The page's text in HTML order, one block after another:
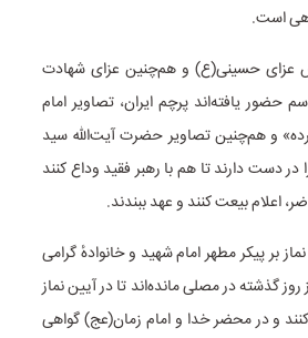
است.
عزای حسینی(ع) و هم‌چنین عزای شهادت
حضور یافته‌اند پرچم ایران، تصاویر امام
و هم‌چنین تصاویر حضرت آیت‌الله سید
دست دارند تا هم با رهبر فقید وداع کنند
اعلام بیعت کنند و عهد ببندند.
ساعت 8 صبح نماز بر پیکر مطهر امام شهید و خانوادهٔ گرامی
گذشته در مصلی مانده‌اند تا در آیین نماز
و در محضر خدا و امام زمان(عج) گواهی